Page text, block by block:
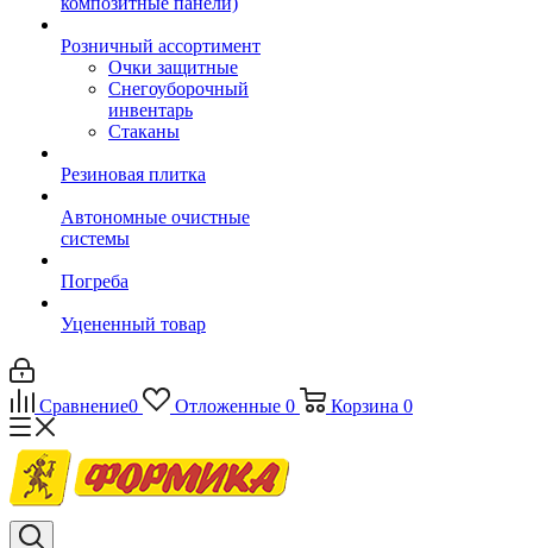
Розничный ассортимент
Очки защитные
Снегоуборочный
инвентарь
Стаканы
Резиновая плитка
Автономные очистные
системы
Погреба
Уцененный товар
Сравнение0 Отложенные 0 Корзина 0